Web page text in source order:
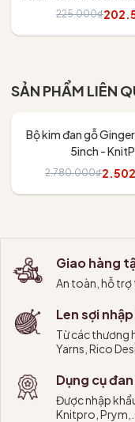
váy
225.000₫
SẢN PHẨM LIÊN
Bộ kim đan gỗ
5inch -
2.780.000₫
Giao hàng
An toàn, hỗ trợ
Len sợi
Từ các thương
Yarns, Rico
Dụng cụ
Được nhập
Knitpro, Prym,...